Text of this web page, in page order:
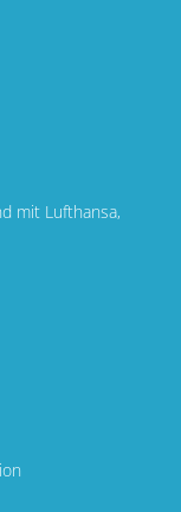
mit Lufthansa,